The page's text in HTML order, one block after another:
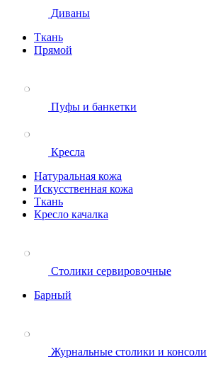
Диваны
Ткань
Прямой
Пуфы и банкетки
Кресла
Натуральная кожа
Искусственная кожа
Ткань
Кресло качалка
Столики сервировочные
Барный
Журнальные столики и консоли